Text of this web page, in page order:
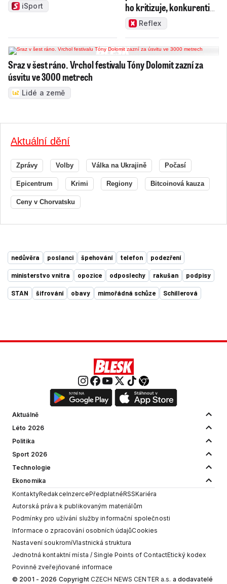
iSport
ho kritizuje, konkurenti
haní i chválí
Reflex
Sraz v šest ráno. Vrchol festivalu Tóny Dolomit zazní za
úsvitu ve 3000 metrech
Lidé a země
Aktuální dění
Zprávy Volby Válka na Ukrajině Počasí
Epicentrum Krimi Regiony Bitcoinová kauza
Ceny v Chorvatsku
nedůvěra poslanci špehování telefon podezření
ministerstvo vnitra opozice odposlechy rakušan podpisy
STAN šifrování obavy mimořádná schůze Schillerová
Aktuálně
Léto 2026
Politika
Sport 2026
Technologie
Ekonomika
KontaktyRedakceInzercePředplatnéRSSKariéra
Autorská práva k publikovaným materiálům
Podmínky pro užívání služby informační společnosti
Informace o zpracování osobních údajůCookies
Nastavení soukromíVlastnická struktura
Jednotná kontaktní místa / Single Points of ContactEtický kodex
Povinně zveřejňované informace
© 2001 - 2026 Copyright CZECH NEWS CENTER a.s. a dodavatelé